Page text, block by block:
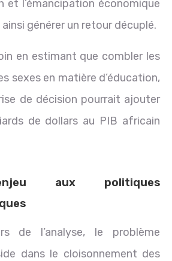
et l’émancipation économique
générer un retour décuplé.
en estimant que combler les
sexes en matière d’éducation,
de décision pourrait ajouter
de dollars au PIB africain
aux politiques
de l’analyse, le problème
dans le cloisonnement des